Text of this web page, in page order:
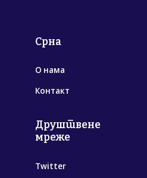
Срна
О нама
Контакт
Друштвене
мреже
Twitter